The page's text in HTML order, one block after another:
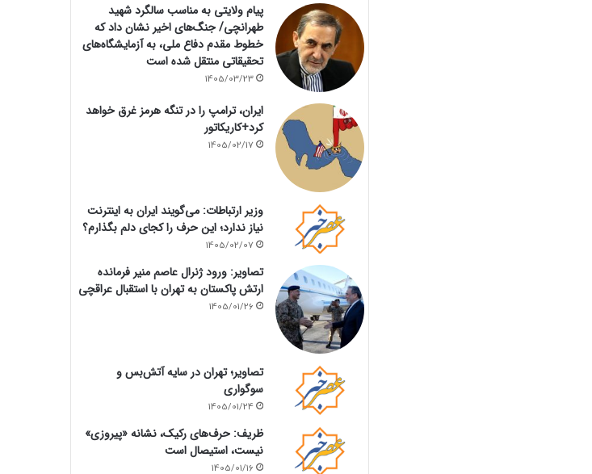
پیام ولایتی به مناسب سالگرد شهید
طهرانچی/ جنگ‌های اخیر نشان داد که
خطوط مقدم دفاع ملی، به آزمایشگاه‌های
تحقیقاتی منتقل شده است
1405/03/23
ایران، ترامپ را در تنگه هرمز غرق خواهد
کرد+کاریکاتور
1405/02/17
وزیر ارتباطات: می‌گویند ایران به اینترنت
نیاز ندارد؛ این حرف را کجای دلم بگذارم؟
1405/02/07
تصاویر: ورود ژنرال عاصم منیر فرمانده
ارتش پاکستان به تهران با استقبال عراقچی
1405/01/26
تصاویر؛ تهران در سایه آتش‌بس و
سوگواری
1405/01/24
ظریف: حرف‌های رکیک، نشانه «پیروزی»
نیست، استیصال است
1405/01/16